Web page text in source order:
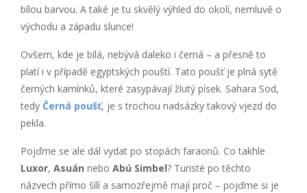
bílou barvou. A také je tu skvělý výhled do okolí, nemluvě o
východu a západu slunce!
Ovšem, kde je bílá, nebývá daleko i černá – a přesně to
platí i v případě egyptských pouští. Tato poušť je plná sytě
černých kamínků, které zasypávají žlutý písek. Sahara Sod,
tedy Černá poušť, je s trochou nadsázky takový vjezd do
pekla.
Pojďme se ale dál vydat po stopách faraonů. Co takhle
Luxor, Asuán nebo Abú Simbel? Turisté po těchto
názvech přímo šílí a samozřejmě mají proč – pojďme si je